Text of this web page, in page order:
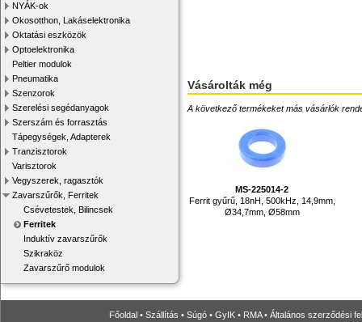
NYÁK-ok
Okosotthon, Lakáselektronika
Oktatási eszközök
Optoelektronika
Peltier modulok
Pneumatika
Szenzorok
Szerelési segédanyagok
Szerszám és forrasztás
Tápegységek, Adapterek
Tranzisztorok
Varisztorok
Vegyszerek, ragasztók
Zavarszűrők, Ferritek
Csévetestek, Bilincsek
Ferritek
Induktív zavarszűrők
Szikraköz
Zavarszűrő modulok
Vásárolták még
A következő termékeket más vásárlók
MS-225014-2
Ferrit gyűrű, 18nH, 500kHz, 14,9mm,
Ø34,7mm, Ø58mm
Főoldal • Szállítás • Súgó • GyIK • RMA• Általános szerződési